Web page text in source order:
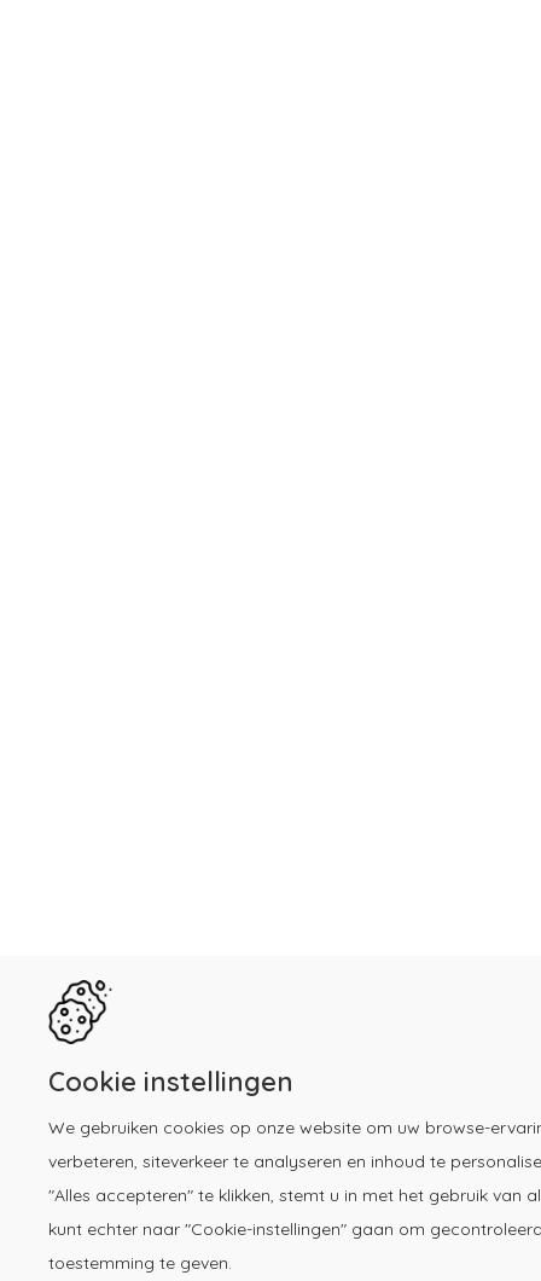
Cookie instellingen
We gebruiken cookies op onze website om uw browse-
verbeteren, siteverkeer te analyseren en inhoud te
"Alles accepteren" te klikken, stemt u in met het gebruik van
kunt echter naar "Cookie-instellingen" gaan om
toestemming te geven.